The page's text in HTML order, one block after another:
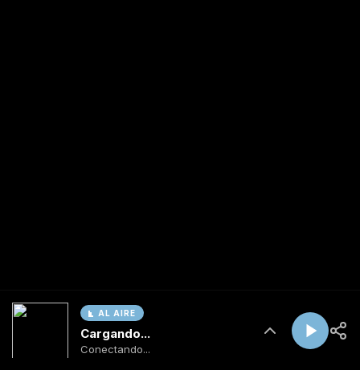
AL AIRE
Cargando...
Conectando...